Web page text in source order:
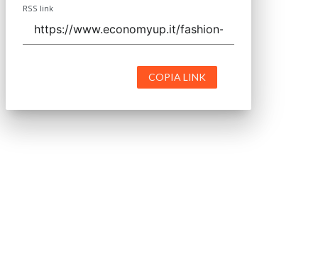
RSS link
COPIA LINK